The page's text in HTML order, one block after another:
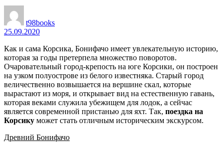
t98books
25.09.2020
Как и сама Корсика, Бонифачо имеет увлекательную историю,
которая за годы претерпела множество поворотов.
Очаровательный город-крепость на юге Корсики, он построен
на узком полуострове из белого известняка. Старый город
величественно возвышается на вершине скал, которые
вырастают из моря, и открывает вид на естественную гавань,
которая веками служила убежищем для лодок, а сейчас
является современной пристанью для яхт. Так, поездка на
Корсику может стать отличным историческим экскурсом.
Древний Бонифачо